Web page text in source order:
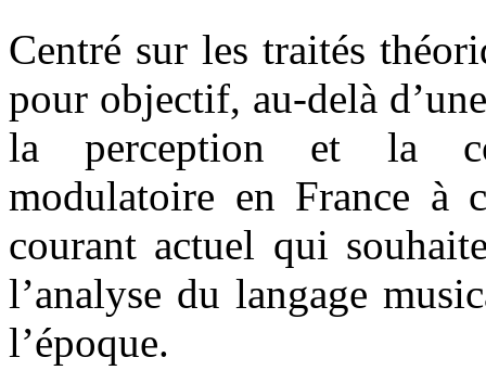
Centré sur les traités
pour objectif, au-delà
la perception et la
modulatoire en France à
courant actuel qui
l’analyse du langage
l’époque.